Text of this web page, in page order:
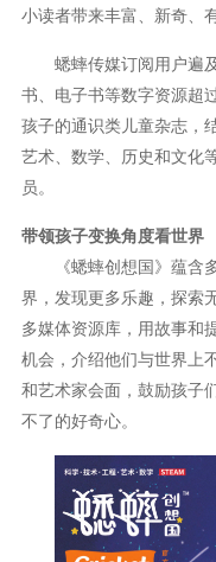
小读者带来丰富、新奇、
蟋蟀传媒订阅用户遍
书、电子书等数字资源超
孩子的通识类儿童杂志，
艺术、数学、历史和文化
员。
带领孩子变换角度看世界
《蟋蟀创想国》蕴含
界，发现更多乐趣，探索
多媒体资源库，用故事和
机会，介绍他们与世界上
和艺术家会面，鼓励孩子
不了的好奇心。